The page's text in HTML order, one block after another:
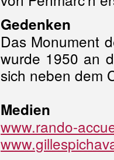
Gedenken
Das Monument
wurde 1950 an
sich neben dem
Medien
www.rando-